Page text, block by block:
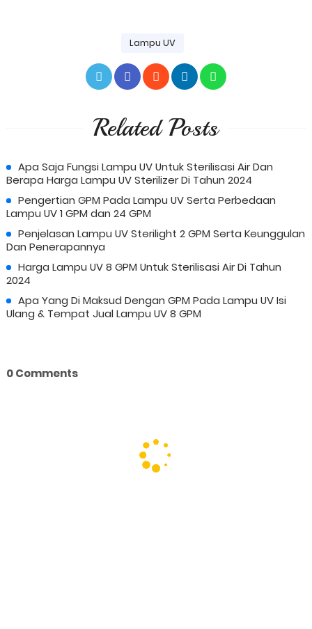
Lampu UV
Related Posts
Apa Saja Fungsi Lampu UV Untuk Sterilisasi Air Dan
Berapa Harga Lampu UV Sterilizer Di Tahun 2024
Pengertian GPM Pada Lampu UV Serta Perbedaan
Lampu UV 1 GPM dan 24 GPM
Penjelasan Lampu UV Sterilight 2 GPM Serta Keunggulan
Dan Penerapannya
Harga Lampu UV 8 GPM Untuk Sterilisasi Air Di Tahun
2024
Apa Yang Di Maksud Dengan GPM Pada Lampu UV Isi
Ulang & Tempat Jual Lampu UV 8 GPM
0 Comments